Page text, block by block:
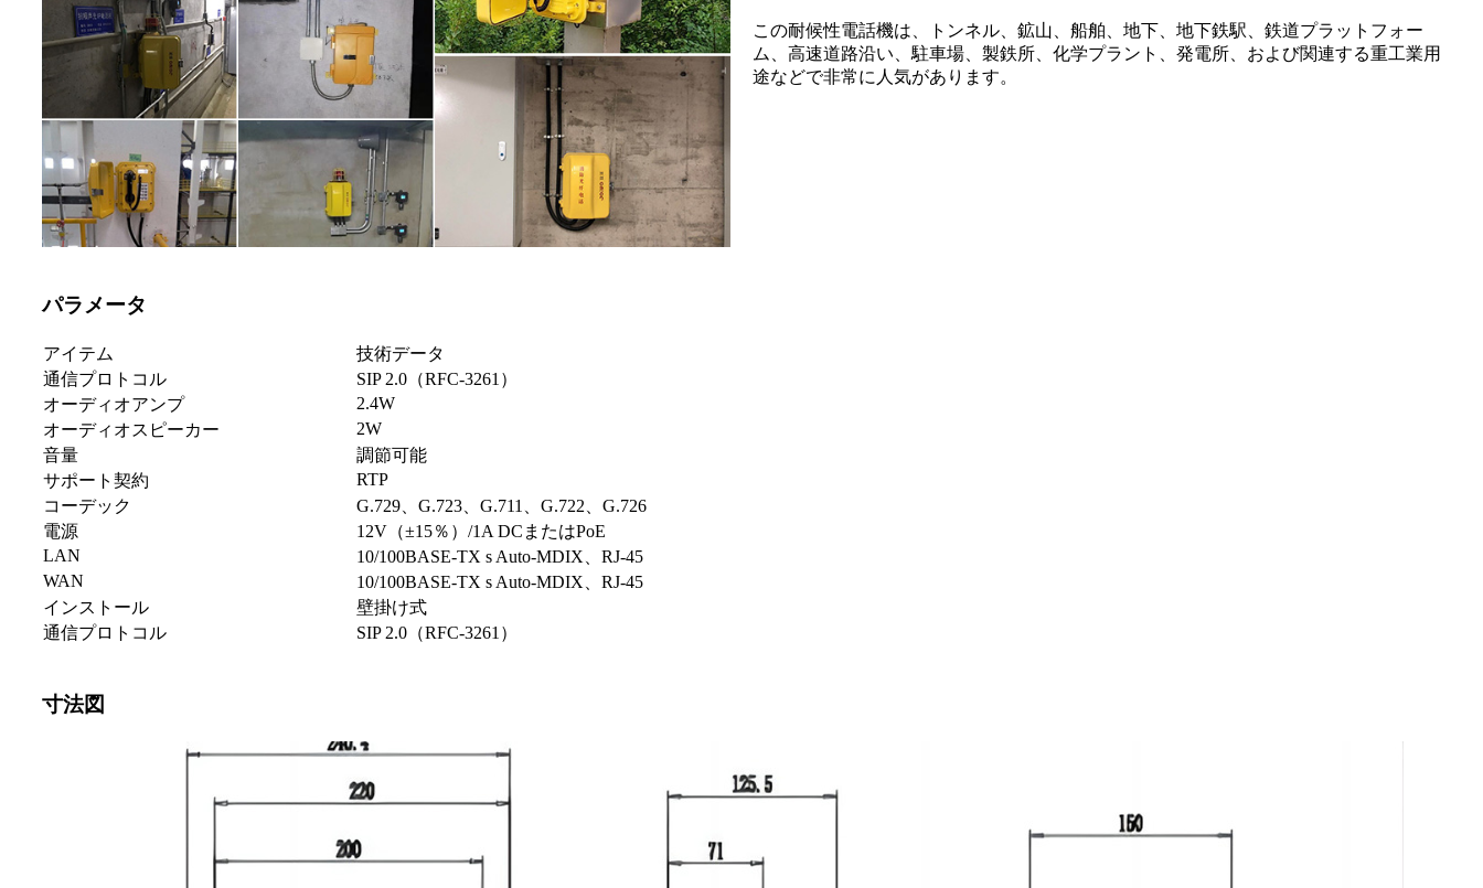
この耐候性電話機は、トンネル、鉱山、船舶、地下、地下鉄駅、鉄道プラットフォー
ム、高速道路沿い、駐車場、製鉄所、化学プラント、発電所、および関連する重工業用
途などで非常に人気があります。
パラメータ
アイテム
技術データ
通信プロトコル
SIP 2.0（RF​​C-3261）
オーディオアンプ
2.4W
オーディオスピーカー
2W
音量
調節可能
サポート契約
RTP
コーデック
G.729、G.723、G.711、G.722、G.726
電源
12V（±15％）/1A DCまたはPoE
LAN
10/100BASE-TX s Auto-MDIX、RJ-45
WAN
10/100BASE-TX s Auto-MDIX、RJ-45
インストール
壁掛け式
通信プロトコル
SIP 2.0（RF​​C-3261）
寸法図